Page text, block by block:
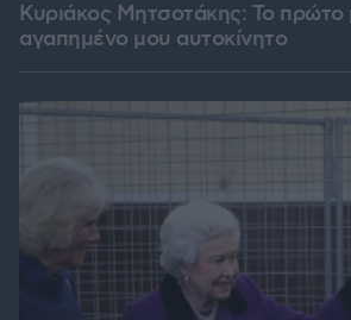
Κυριάκος Μητσοτάκης: Το πρώτο
αγαπημένο μου αυτοκίνητο